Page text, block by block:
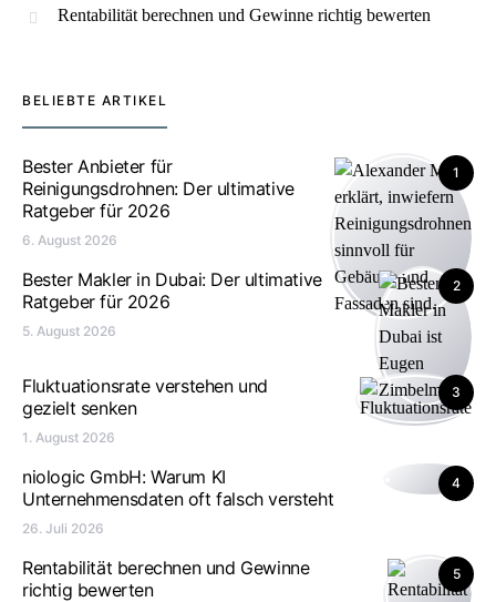
Rentabilität berechnen und Gewinne richtig bewerten
BELIEBTE ARTIKEL
1
Bester Anbieter für
Reinigungsdrohnen: Der ultimative
Ratgeber für 2026
6. August 2026
2
Bester Makler in Dubai: Der ultimative
Ratgeber für 2026
5. August 2026
3
Fluktuationsrate verstehen und
gezielt senken
1. August 2026
4
niologic GmbH: Warum KI
Unternehmensdaten oft falsch versteht
26. Juli 2026
5
Rentabilität berechnen und Gewinne
richtig bewerten